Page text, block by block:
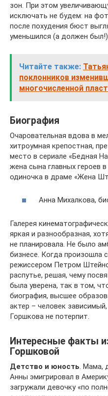
зон. При этом
исключать не будем: на
после похудения бюст
уменьшился (а должен
Читайте также:
поклонников
многочисленной
Биография
Очаровательная вдова в
хитроумная крепостная,
место в сериале «Бедная
жена сына главных героев
одиночка в драме «Жена
Анна Михалкова,
Галерея
яркая и разнообразная,
не планировала. Не было
бизнесе. Когда произошла
режиссером Петром
распутье, решая, чему
была уверена, так в том,
биография, высшее
актер – человек
Горшкова не потерпит.
Интересные факты
Горшковой
Детство и юность . Мама,
Анны эмигрировал в
загружали девочку «по